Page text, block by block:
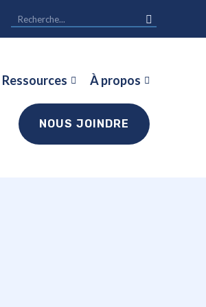
Ressources À propos
NOUS JOINDRE